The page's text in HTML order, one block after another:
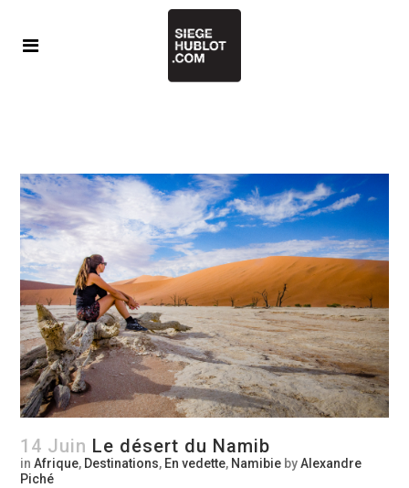
14 Juin Le désert du Namib
inAfrique, Destinations, En vedette, Namibie byAlexandre
Piché